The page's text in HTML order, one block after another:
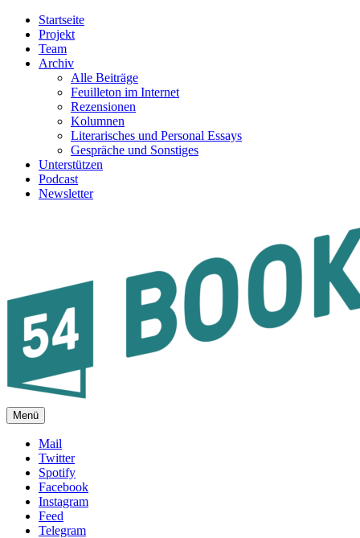
Startseite
Projekt
Team
Archiv
Alle Beiträge
Feuilleton im Internet
Rezensionen
Kolumnen
Literarisches und Personal Essays
Gespräche und Sonstiges
Unterstützen
Podcast
Newsletter
FEUILLETON IM INTERNET
Menü
Mail
Twitter
Spotify
Facebook
Instagram
Feed
Telegram